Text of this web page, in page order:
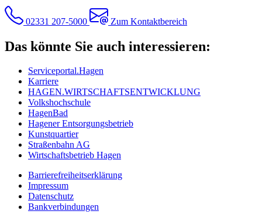
02331 207-5000 Zum Kontaktbereich
Das könnte Sie auch interessieren:
Serviceportal.Hagen
Karriere
HAGEN.WIRTSCHAFTSENTWICKLUNG
Volkshochschule
HagenBad
Hagener Entsorgungsbetrieb
Kunstquartier
Straßenbahn AG
Wirtschaftsbetrieb Hagen
Barrierefreiheitserklärung
Impressum
Datenschutz
Bankverbindungen